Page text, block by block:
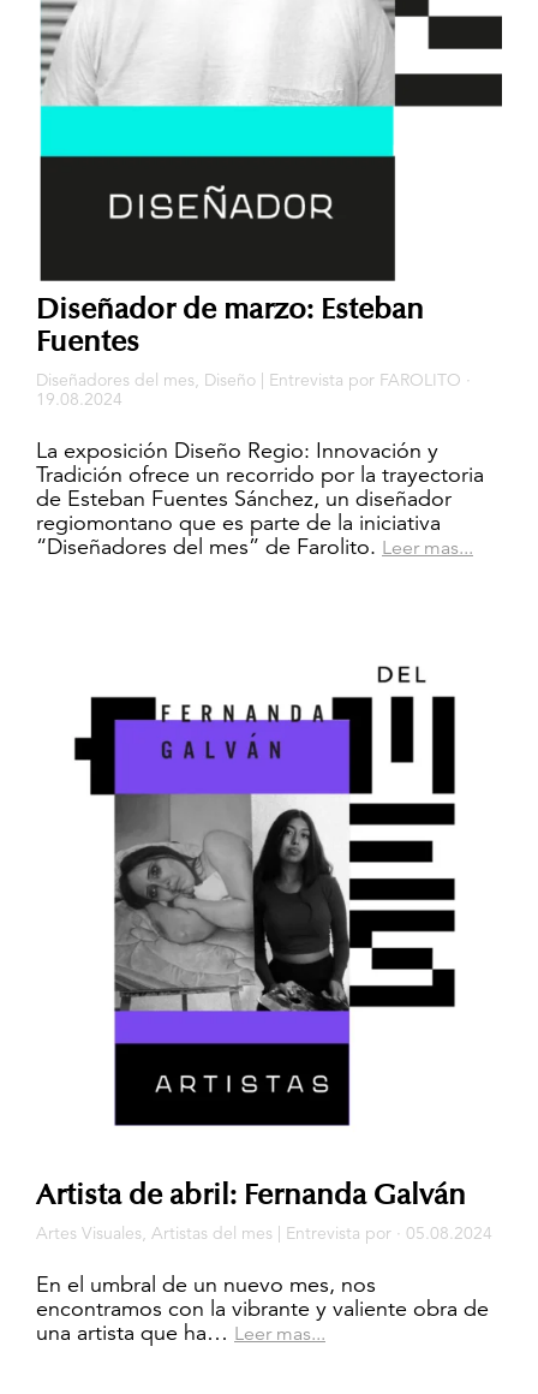
Diseñador de marzo: Esteban
Fuentes
Diseñadores del mes, Diseño | Entrevista por FAROLITO ·
19.08.2024
La exposición Diseño Regio: Innovación y
Tradición ofrece un recorrido por la trayectoria
de Esteban Fuentes Sánchez, un diseñador
regiomontano que es parte de la iniciativa
“Diseñadores del mes” de Farolito. Leer mas...
Artista de abril: Fernanda Galván
Artes Visuales, Artistas del mes | Entrevista por · 05.08.2024
En el umbral de un nuevo mes, nos
encontramos con la vibrante y valiente obra de
una artista que ha… Leer mas...